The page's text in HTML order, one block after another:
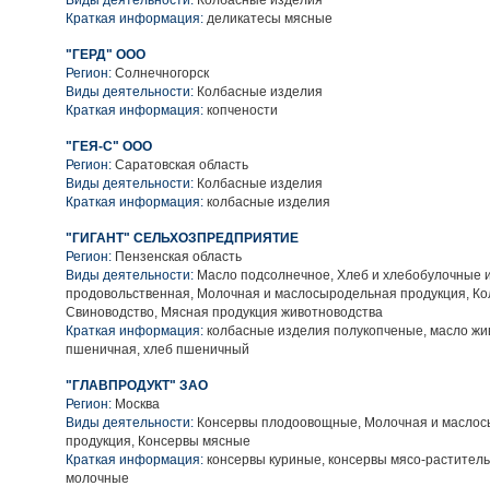
Краткая информация: деликатесы мясные
"ГЕРД" ООО
Регион: Солнечногорск
Виды деятельности: Колбасные изделия
Краткая информация: копчености
"ГЕЯ-С" ООО
Регион: Саратовская область
Виды деятельности: Колбасные изделия
Краткая информация: колбасные изделия
"ГИГАНТ" СЕЛЬХОЗПРЕДПРИЯТИЕ
Регион: Пензенская область
Виды деятельности: Масло подсолнечное, Хлеб и хлебобулочные
продовольственная, Молочная и маслосыродельная продукция,
Свиноводство, Мясная продукция животноводства
Краткая информация: колбасные изделия полукопченые, масло
пшеничная, хлеб пшеничный
"ГЛАВПРОДУКТ" ЗАО
Регион: Москва
Виды деятельности: Консервы плодоовощные, Молочная и
продукция, Консервы мясные
Краткая информация: консервы куриные, консервы мясо-
молочные